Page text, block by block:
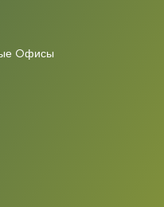
Oфисы